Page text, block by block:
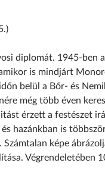
diplomát. 1945-ben
is mindjárt
belül a Bőr- és
még több éven
érzett a festészet
hazánkban is
képe
Végrendeletében